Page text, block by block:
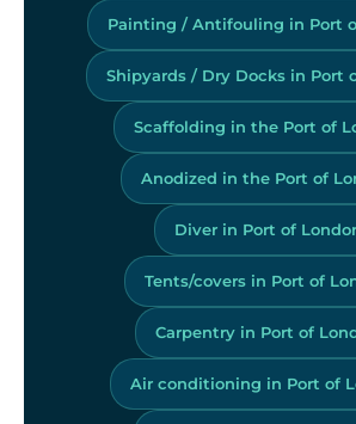
Painting / Antifouling in Port
Shipyards / Dry Docks in Port
Scaffolding in the Port of
Anodized in the Port of
Diver in Port of
Tents/covers in Port of
Carpentry in Port of
Air conditioning in Port of